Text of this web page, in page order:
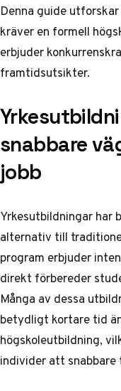
Denna guide
kräver en formell
erbjuder
framtidsutsikter.
snabbare
jobb
Yrkesutbildningar har
alternativ till
program erbjuder
direkt förbereder
Många av dessa
betydligt kortare tid
högskoleutbildning,
individer att snabbare